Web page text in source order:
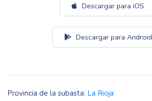
Descargar para iOS
Descargar para Android
Provincia de la subasta: La Rioja